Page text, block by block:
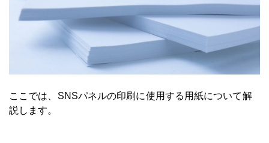
ここでは、SNSパネルの印刷に使用する用紙について解
説します。